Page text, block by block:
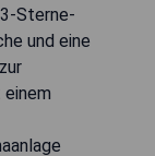
Sterne-
und eine